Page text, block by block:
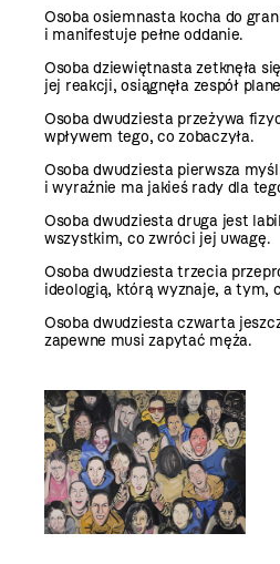
Osoba osiemnasta kocha do
i manifestuje pełne oddanie.
Osoba dziewiętnasta zetknęła
jej reakcji, osiągnęła zespół
Osoba dwudziesta przeżywa
wpływem tego, co zobaczyła.
Osoba dwudziesta pierwsza
i wyraźnie ma jakieś rady dla
Osoba dwudziesta druga jest
wszystkim, co zwróci jej uwagę.
Osoba dwudziesta trzecia
ideologią, którą wyznaje, a tym,
Osoba dwudziesta czwarta
zapewne musi zapytać męża.